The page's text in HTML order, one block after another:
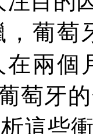
葡萄
在兩個
萄牙
這些